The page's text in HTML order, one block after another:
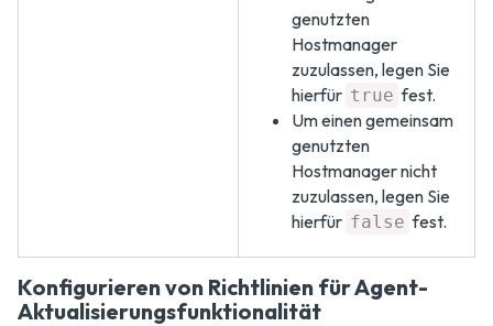
genutzten
Hostmanager
zuzulassen, legen Sie
hierfür true fest.
Um einen gemeinsam
genutzten
Hostmanager nicht
zuzulassen, legen Sie
hierfür false fest.
Konfigurieren von Richtlinien für Agent-
Aktualisierungsfunktionalität